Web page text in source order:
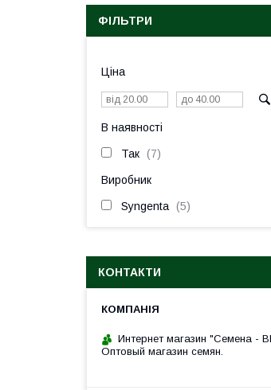
ФІЛЬТРИ
Ціна
В наявності
Так 7
Виробник
Syngenta 5
КОНТАКТИ
Интернет магазин "Семена -
Оптовый магазин семян.